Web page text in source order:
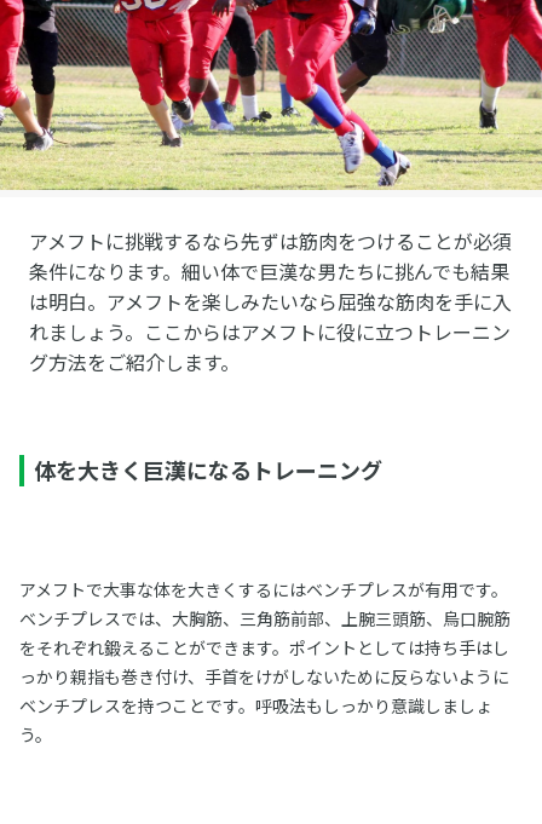
アメフトに挑戦するなら先ずは筋肉をつけることが必須
条件になります。細い体で巨漢な男たちに挑んでも結果
は明白。アメフトを楽しみたいなら屈強な筋肉を手に入
れましょう。ここからはアメフトに役に立つトレーニン
グ方法をご紹介します。
体を大きく巨漢になるトレーニング
アメフトで大事な体を大きくするにはベンチプレスが有用です。
ベンチプレスでは、大胸筋、三角筋前部、上腕三頭筋、烏口腕筋
をそれぞれ鍛えることができます。ポイントとしては持ち手はし
っかり親指も巻き付け、手首をけがしないために反らないように
ベンチプレスを持つことです。呼吸法もしっかり意識しましょ
う。